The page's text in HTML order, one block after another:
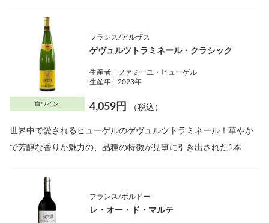
白ワイン
フランス/アルザス
ゲヴュルツトラミネール・クラシック
生産者:
ファミーユ・ヒューゲル
生産年:
2023年
4,059円 （税込）
世界中で愛されるヒューゲルのゲヴュルツトラミネール！華やか
で芳醇な香りが魅力の、品種の特徴が見事に引き出された1本
フランス/ボルドー
レ・オー・ド・マルテ